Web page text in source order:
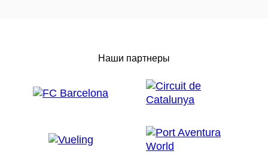
Наши партнеры